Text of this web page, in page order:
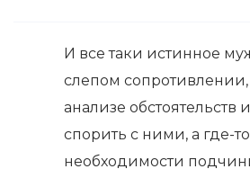
И все таки истинное
слепом сопротивлении,
анализе обстоятельств
спорить с ними, а где-
необходимости